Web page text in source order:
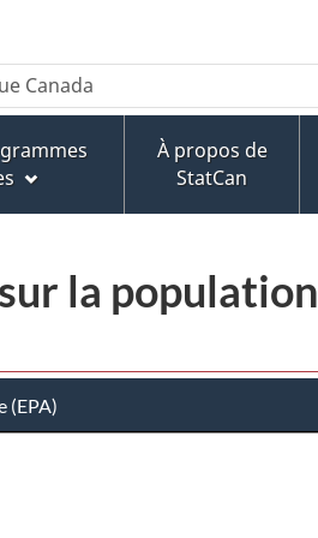
À propos de
StatCan
la population
(EPA)